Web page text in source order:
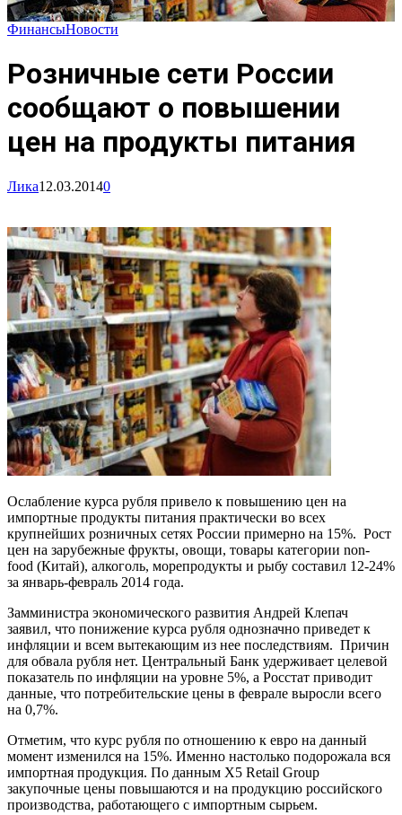
ФинансыНовости
Розничные сети России
сообщают о повышении
цен на продукты питания
Лика12.03.20140
Ослабление курса рубля привело к повышению цен на
импортные продукты питания практически во всех
крупнейших розничных сетях России примерно на 15%. Рост
цен на зарубежные фрукты, овощи, товары категории non-
food (Китай), алкоголь, морепродукты и рыбу составил 12-24%
за январь-февраль 2014 года.
Замминистра экономического развития Андрей Клепач
заявил, что понижение курса рубля однозначно приведет к
инфляции и всем вытекающим из нее последствиям. Причин
для обвала рубля нет. Центральный Банк удерживает целевой
показатель по инфляции на уровне 5%, а Росстат приводит
данные, что потребительские цены в феврале выросли всего
на 0,7%.
Отметим, что курс рубля по отношению к евро на данный
момент изменился на 15%. Именно настолько подорожала вся
импортная продукция. По данным Х5 Retail Group
закупочные цены повышаются и на продукцию российского
производства, работающего с импортным сырьем.